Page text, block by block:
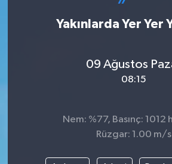
Yakınlarda Yer Yer
09 Ağustos
08:15
Nem: %77, Basınç: 1012
Rüzgar: 1.00 m/s